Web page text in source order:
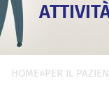
HOME»PER IL